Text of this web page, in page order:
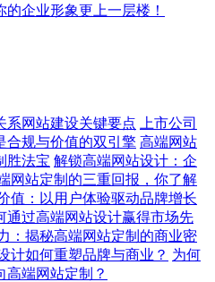
企业形象更上一层楼！
系网站建设关键要点
上市公司
合规与价值的双引擎 高端网站
胜法宝 解锁高端网站设计：企
网站定制的三重回报，你了解
值：以用户体验驱动品牌增长
通过高端网站设计赢得市场先
：揭秘高端网站定制的商业密
计如何重塑品牌与商业？ 为何
高端网站定制？